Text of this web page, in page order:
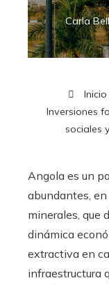
Carla
Inicio
Inversiones
sociales
Angola es un
abundantes,
minerales, que
dinámica
extractiva en
infraestructura